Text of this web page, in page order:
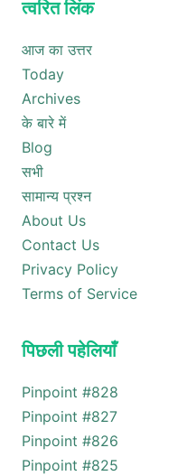
त्वरित लिंक
आज का उत्तर
Today
Archives
के बारे में
Blog
सभी
सामान्य प्रश्न
About Us
Contact Us
Privacy Policy
Terms of Service
पिछली पहेलियाँ
Pinpoint #828
Pinpoint #827
Pinpoint #826
Pinpoint #825